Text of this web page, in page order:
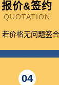
报价&签约
QUOTATION
价格无问题签
04